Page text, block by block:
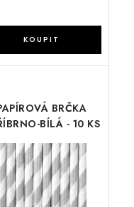
BRČKA
BÍLÁ - 10 KS